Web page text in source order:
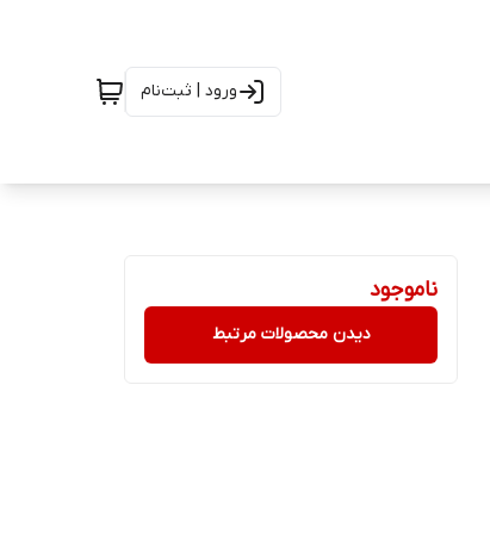
ورود | ثبت‌نام
ناموجود
دیدن محصولات مرتبط